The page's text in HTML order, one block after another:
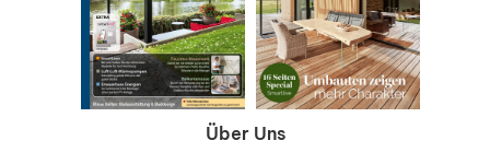
Über Uns